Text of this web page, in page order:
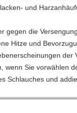
und
gegen die
Hitze und
der
wenn Sie vorwählen
Schlauches und